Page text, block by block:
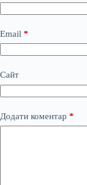
Email *
Сайт
Додати коментар *